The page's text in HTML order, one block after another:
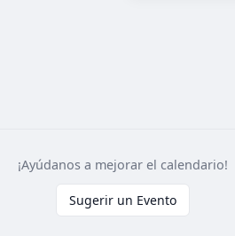
¡Ayúdanos a mejorar el calendario!
Sugerir un Evento